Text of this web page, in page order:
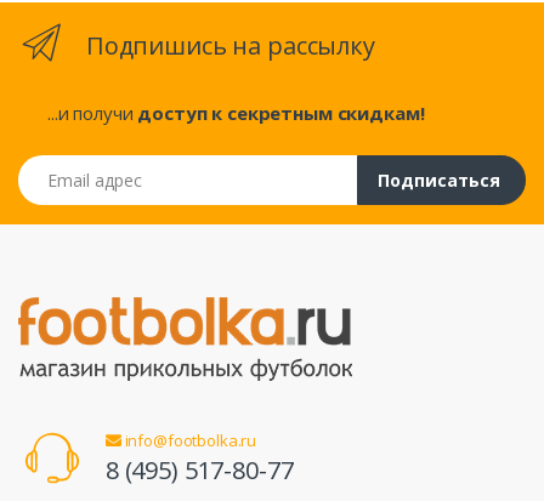
Подпишись на рассылку
...и получи доступ к секретным скидкам!
Email адрес
Подписаться
info@footbolka.ru
8 (495) 517-80-77